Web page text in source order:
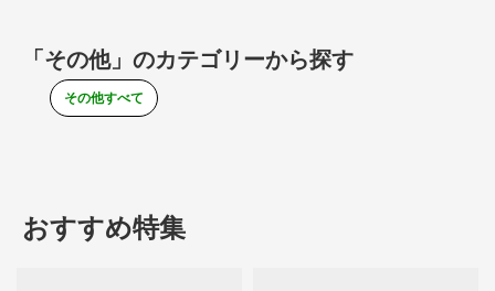
「その他」のカテゴリーから探す
その他すべて
おすすめ特集